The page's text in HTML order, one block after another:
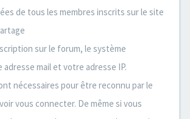
de tous les membres inscrits sur le site
sur le forum, le système
mail et votre adresse IP.
nécessaires pour être reconnu par le
vous connecter. De même si vous